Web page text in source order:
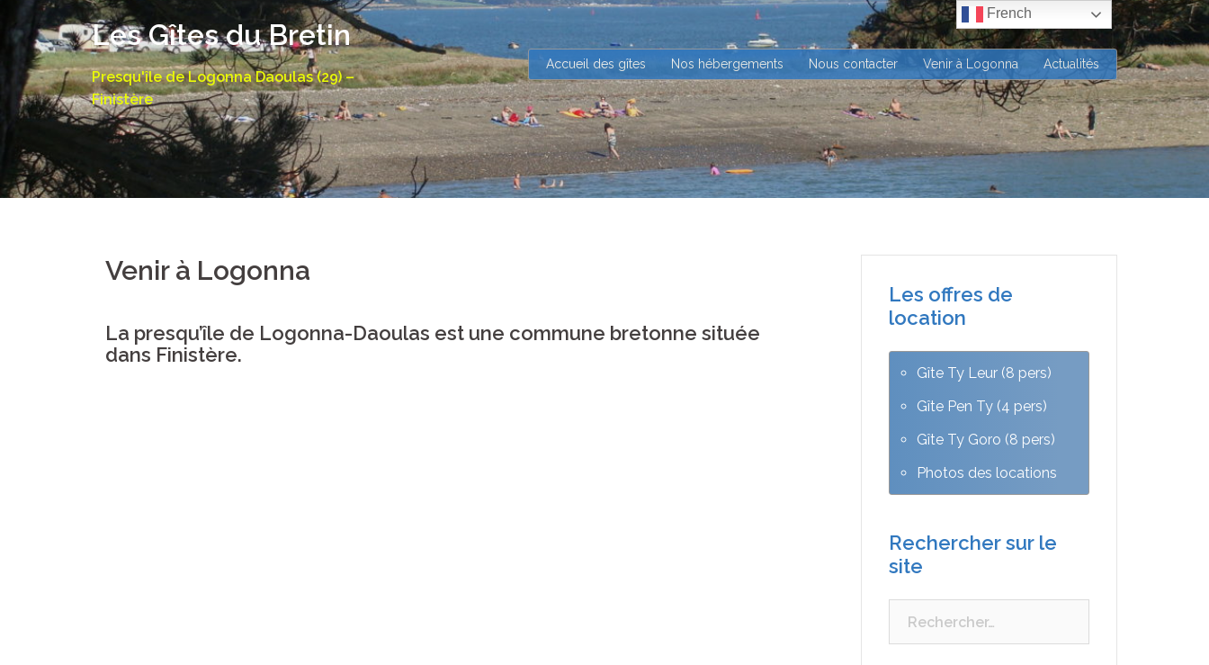
contenu
Les Gîtes du Bretin
Presqu'île de Logonna Daoulas (29) –
Finistère
Accueil des gîtes Nos hébergements Nous contacter Venir à Logonna Actualités
Venir à Logonna
La presqu’île de Logonna-Daoulas est une commune bretonne située
dans Finistère.
Les offres de
location
Gîte Ty Leur (8 pers)
Gîte Pen Ty (4 pers)
Gîte Ty Goro (8 pers)
Photos des locations
Rechercher sur le
site
French